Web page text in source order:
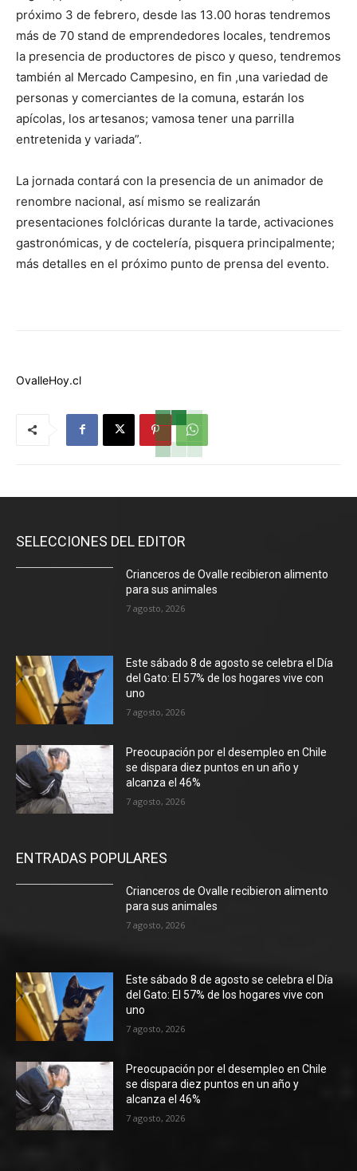
próximo 3 de febrero, desde las 13.00 horas tendremos
más de 70 stand de emprendedores locales, tendremos
la presencia de productores de pisco y queso, tendremos
también al Mercado Campesino, en fin ,una variedad de
personas y comerciantes de la comuna, estarán los
apícolas, los artesanos; vamosa tener una parrilla
entretenida y variada”.
La jornada contará con la presencia de un animador de
renombre nacional, así mismo se realizarán
presentaciones folclóricas durante la tarde, activaciones
gastronómicas, y de coctelería, pisquera principalmente;
más detalles en el próximo punto de prensa del evento.
OvalleHoy.cl
SELECCIONES DEL EDITOR
Crianceros de Ovalle recibieron alimento
para sus animales
7 agosto, 2026
Este sábado 8 de agosto se celebra el Día
del Gato: El 57% de los hogares vive con
uno
7 agosto, 2026
Preocupación por el desempleo en Chile
se dispara diez puntos en un año y
alcanza el 46%
7 agosto, 2026
ENTRADAS POPULARES
Crianceros de Ovalle recibieron alimento
para sus animales
7 agosto, 2026
Este sábado 8 de agosto se celebra el Día
del Gato: El 57% de los hogares vive con
uno
7 agosto, 2026
Preocupación por el desempleo en Chile
se dispara diez puntos en un año y
alcanza el 46%
7 agosto, 2026